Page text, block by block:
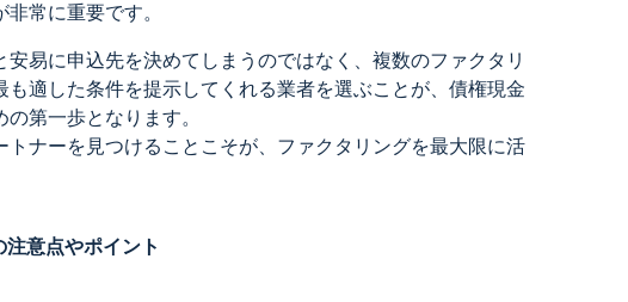
常に重要です。
易に申込先を決めてしまうのではなく、複数のファクタリ
も適した条件を提示してくれる業者を選ぶことが、債権現金
第一歩となります。
ナーを見つけることこそが、ファクタリングを最大限に活
意点やポイント